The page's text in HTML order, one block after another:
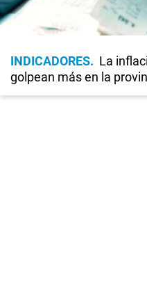
INDICADORES
La
golpean más en la